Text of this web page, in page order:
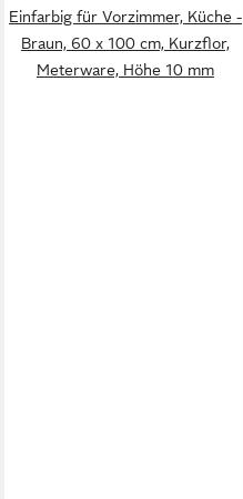
Einfarbig für Vorzimmer, Küche -
Braun, 60 x 100 cm, Kurzflor,
Meterware, Höhe 10 mm